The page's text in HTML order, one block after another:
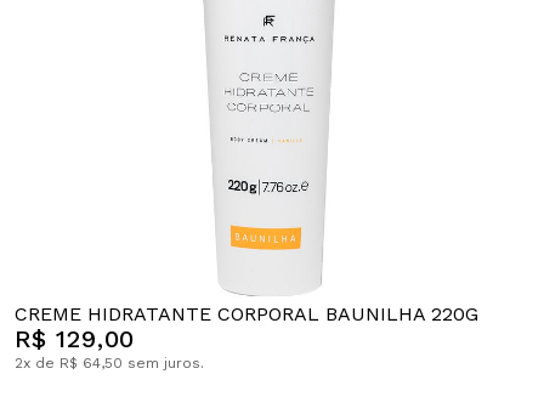
CREME HIDRATANTE CORPORAL BAUNILHA 220G
R$ 129,00
2x de R$ 64,50 sem juros.